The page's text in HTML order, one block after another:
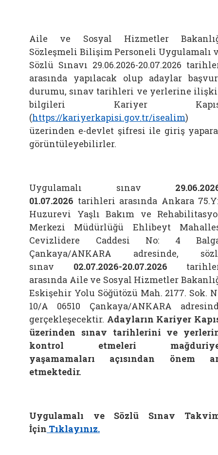
Aile ve Sosyal Hizmetler
Sözleşmeli Bilişim Personeli Uygulamalı
Sözlü Sınavı 29.06.2026-20.07.2026
arasında yapılacak olup adaylar
durumu, sınav tarihleri ve yerlerine
bilgileri Kariyer
(https://kariyerkapisi.gov.tr/isealim)
üzerinden e-devlet şifresi ile giriş
görüntüleyebilirler.
Uygulamalı sınav
01.07.2026 tarihleri arasında Ankara
Huzurevi Yaşlı Bakım ve
Merkezi Müdürlüğü Ehlibeyt
Cevizlidere Caddesi No: 4
Çankaya/ANKARA adresinde,
sınav
02.07.2026-20.07.2026
arasında Aile ve Sosyal Hizmetler
Eskişehir Yolu Söğütözü Mah. 2177. Sok.
10/A 06510 Çankaya/ANKARA
gerçekleşecektir. Adayların Kariyer
üzerinden sınav tarihlerini ve
kontrol etmeleri
yaşamamaları açısından önem
etmektedir.
Uygulamalı ve Sözlü Sınav
İçin Tıklayınız.